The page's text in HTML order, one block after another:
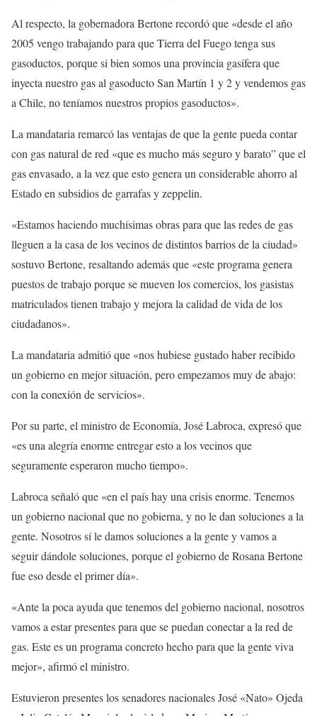
Al respecto, la gobernadora Bertone recordó que «desde el año
2005 vengo trabajando para que Tierra del Fuego tenga sus
gasoductos, porque si bien somos una provincia gasífera que
inyecta nuestro gas al gasoducto San Martín 1 y 2 y vendemos gas
a Chile, no teníamos nuestros propios gasoductos».
La mandataria remarcó las ventajas de que la gente pueda contar
con gas natural de red «que es mucho más seguro y barato” que el
gas envasado, a la vez que esto genera un considerable ahorro al
Estado en subsidios de garrafas y zeppelin.
«Estamos haciendo muchísimas obras para que las redes de gas
lleguen a la casa de los vecinos de distintos barrios de la ciudad»
sostuvo Bertone, resaltando además que «este programa genera
puestos de trabajo porque se mueven los comercios, los gasistas
matriculados tienen trabajo y mejora la calidad de vida de los
ciudadanos».
La mandataria admitió que «nos hubiese gustado haber recibido
un gobierno en mejor situación, pero empezamos muy de abajo:
con la conexión de servicios».
Por su parte, el ministro de Economía, José Labroca, expresó que
«es una alegría enorme entregar esto a los vecinos que
seguramente esperaron mucho tiempo».
Labroca señaló que «en el país hay una crisis enorme. Tenemos
un gobierno nacional que no gobierna, y no le dan soluciones a la
gente. Nosotros sí le damos soluciones a la gente y vamos a
seguir dándole soluciones, porque el gobierno de Rosana Bertone
fue eso desde el primer día».
«Ante la poca ayuda que tenemos del gobierno nacional, nosotros
vamos a estar presentes para que se puedan conectar a la red de
gas. Este es un programa concreto hecho para que la gente viva
mejor», afirmó el ministro.
Estuvieron presentes los senadores nacionales José «Nato» Ojeda